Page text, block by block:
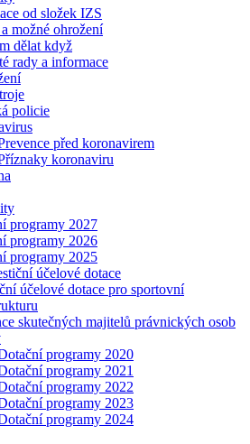
od složek IZS
možné ohrožení
dělat když
rady a informace
policie
před koronavirem
koronaviru
programy 2027
programy 2026
programy 2025
účelové dotace
účelové dotace pro sportovní
skutečných majitelů právnických osob
programy 2020
programy 2021
programy 2022
programy 2023
programy 2024